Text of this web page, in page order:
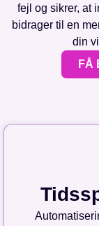
fejl og sikrer, at
bidrager til en
din
FÅ